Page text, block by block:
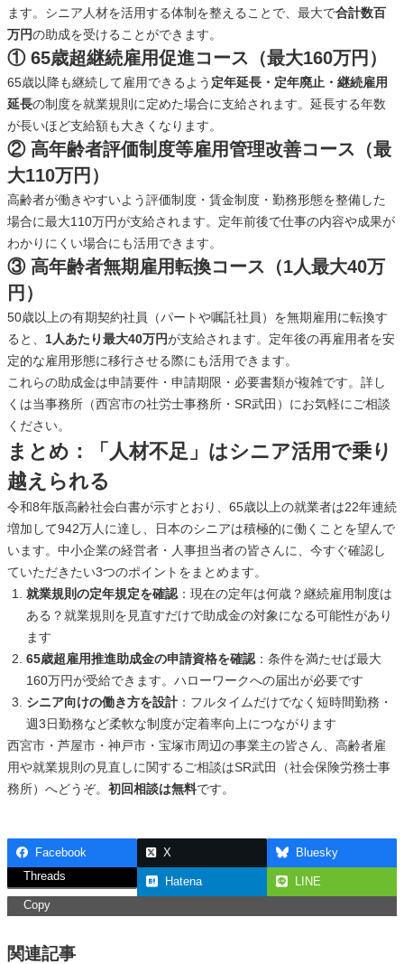
ます。シニア人材を活用する体制を整えることで、最大で合計数百
万円の助成を受けることができます。
① 65歳超継続雇用促進コース（最大160万円）
65歳以降も継続して雇用できるよう 定年延長・定年廃止・継続雇用
延長の制度を就業規則に定めた場合に支給されます。延長する年数
が長いほど支給額も大きくなります。
② 高年齢者評価制度等雇用管理改善コース（最
大110万円）
高齢者が働きやすいよう評価制度・賃金制度・勤務形態を整備した
場合に最大110万円が支給されます。定年前後で仕事の内容や成果が
わかりにくい場合にも活用できます。
③ 高年齢者無期雇用転換コース（1人最大40万
円）
50歳以上の有期契約社員（パートや嘱託社員）を無期雇用に転換す
ると、 1人あたり最大40万円が支給されます。定年後の再雇用者を安
定的な雇用形態に移行させる際にも活用できます。
これらの助成金は申請要件・申請期限・必要書類が複雑です。詳し
くは当事務所（西宮市の社労士事務所・SR武田）にお気軽にご相談
ください。
まとめ：「人材不足」はシニア活用で乗り
越えられる
令和8年版高齢社会白書が示すとおり、65歳以上の就業者は22年連続
増加して942万人に達し、日本のシニアは積極的に働くことを望んで
います。中小企業の経営者・人事担当者の皆さんに、今すぐ確認し
ていただきたい3つのポイントをまとめます。
就業規則の定年規定を確認：現在の定年は何歳？継続雇用制度は
ある？就業規則を見直すだけで助成金の対象になる可能性があり
ます
65歳超雇用推進助成金の申請資格を確認：条件を満たせば最大
160万円が受給できます。ハローワークへの届出が必要です
シニア向けの働き方を設計 ：フルタイムだけでなく短時間勤務・
週3日勤務など柔軟な制度が定着率向上につながります
西宮市・芦屋市・神戸市・宝塚市周辺の事業主の皆さん、高齢者雇
用や就業規則の見直しに関するご相談はSR武田（社会保険労務士事
務所）へどうぞ。 初回相談は無料です。
Facebook X
Bluesky
Threads
Hatena
LINE
Copy
関連記事